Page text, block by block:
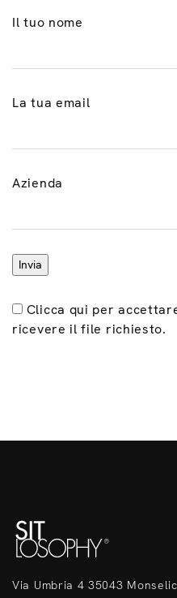
Il tuo nome
La tua email
Azienda
Clicca qui per
ricevere il file richiesto.
Via Umbria 4 35043